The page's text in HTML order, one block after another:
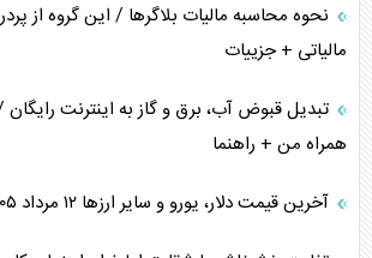
نحوه محاسبه مالیات بلاگر‌ها / این گروه از
مالیاتی + جزییات
تبدیل قبوض آب، برق و گاز به اینترنت
همراه من + راهنما
آخرین قیمت دلار، یورو و سایر ارز‌ها ۱۲ مرداد ۱۴۰۵ / جدول